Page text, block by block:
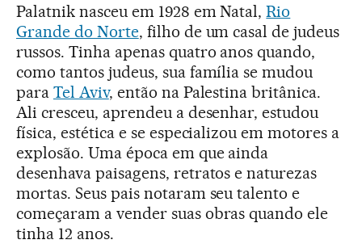
Palatnik nasceu em 1928 em Natal,Rio
Grande do Norte, filho de um casal de judeus
russos. Tinha apenas quatro anos quando,
como tantos judeus, sua família se mudou
para Tel Aviv, então na Palestina britânica.
Ali cresceu, aprendeu a desenhar, estudou
física, estética e se especializou em motores a
explosão. Uma época em que ainda
desenhava paisagens, retratos e naturezas
mortas. Seus pais notaram seu talento e
começaram a vender suas obras quando ele
tinha 12 anos.